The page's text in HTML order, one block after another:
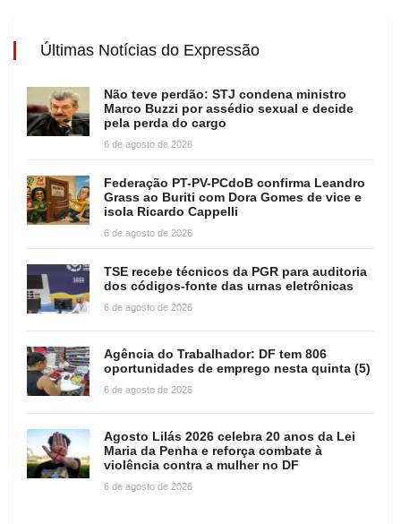
Últimas Notícias do Expressão
Não teve perdão: STJ condena ministro
Marco Buzzi por assédio sexual e decide
pela perda do cargo
6 de agosto de 2026
Federação PT-PV-PCdoB confirma Leandro
Grass ao Buriti com Dora Gomes de vice e
isola Ricardo Cappelli
6 de agosto de 2026
TSE recebe técnicos da PGR para auditoria
dos códigos-fonte das urnas eletrônicas
6 de agosto de 2026
Agência do Trabalhador: DF tem 806
oportunidades de emprego nesta quinta (5)
6 de agosto de 2026
Agosto Lilás 2026 celebra 20 anos da Lei
Maria da Penha e reforça combate à
violência contra a mulher no DF
6 de agosto de 2026